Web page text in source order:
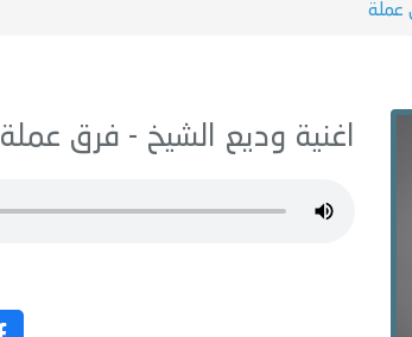
عملة
اغنية وديع الشيخ - فرق عملة